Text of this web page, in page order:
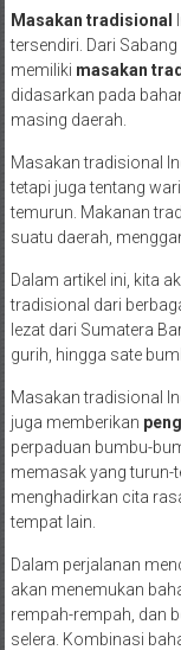
Masakan tradisional
tersendiri. Dari
memiliki masakan
didasarkan pada
masing daerah.
Masakan tradisional
tetapi juga tentang
temurun. Makanan
suatu daerah,
Dalam artikel ini, kita
tradisional dari
lezat dari Sumatera
gurih, hingga sate
Masakan tradisional
juga memberikan
perpaduan bumbu-
memasak yang
menghadirkan cita
tempat lain.
Dalam perjalanan
akan menemukan
rempah-rempah, dan
selera. Kombinasi